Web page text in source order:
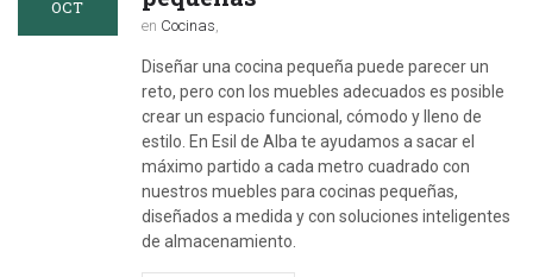
OCT
en Cocinas
Diseñar una cocina pequeña puede parecer un
reto, pero con los muebles adecuados es posible
crear un espacio funcional, cómodo y lleno de
estilo. En Esil de Alba te ayudamos a sacar el
máximo partido a cada metro cuadrado con
nuestros muebles para cocinas pequeñas,
diseñados a medida y con soluciones inteligentes
de almacenamiento.